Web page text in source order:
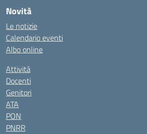
Novità
Le notizie
Calendario eventi
Albo online
Attività
Docenti
Genitori
ATA
PON
PNRR